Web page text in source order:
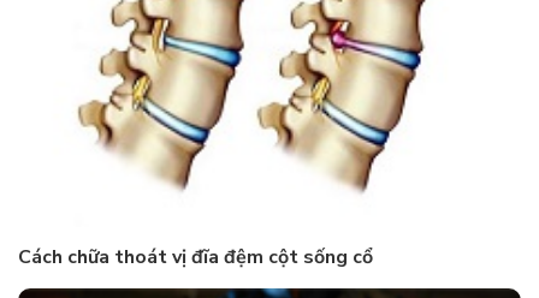
Cách chữa thoát vị đĩa đệm cột sống cổ